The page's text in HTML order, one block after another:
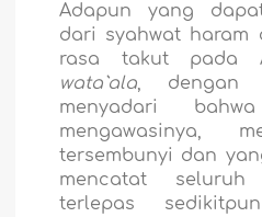
Adapun yang
dari syahwat haram
rasa takut pada
wata`ala, dengan
menyadari
mengawasinya,
tersembunyi dan
mencatat
terlepas